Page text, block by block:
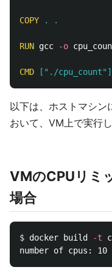
COPY . .
RUN gcc -o
CMD ["./cpu_count"]
以下は、ホストマシン
おいて、VM上で実行
VMのCPUリミ
場合
$ docker build -t